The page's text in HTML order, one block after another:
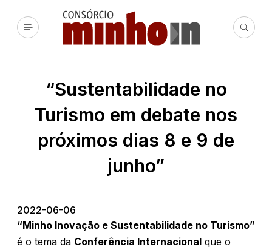
“Sustentabilidade no
Turismo em debate nos
próximos dias 8 e 9 de
junho”
2022-06-06
“Minho Inovação e Sustentabilidade no Turismo”
é o tema da Conferência Internacional que o